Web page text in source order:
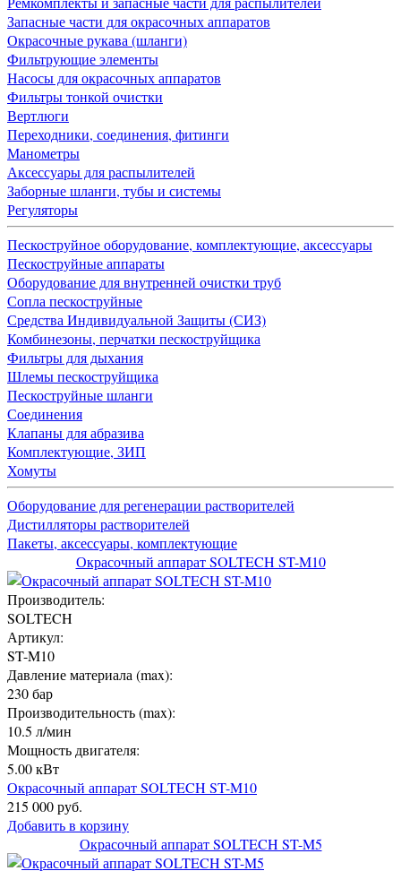
Запасные части для окрасочных аппаратов
Окрасочные рукава (шланги)
Фильтрующие элементы
Насосы для окрасочных аппаратов
Фильтры тонкой очистки
Вертлюги
Переходники, соединения, фитинги
Манометры
Аксессуары для распылителей
Заборные шланги, тубы и системы
Регуляторы
Пескоструйное оборудование, комплектующие, аксессуары
Пескоструйные аппараты
Оборудование для внутренней очистки труб
Сопла пескоструйные
Средства Индивидуальной Защиты (СИЗ)
Комбинезоны, перчатки пескоструйщика
Фильтры для дыхания
Шлемы пескоструйщика
Пескоструйные шланги
Соединения
Клапаны для абразива
Комплектующие, ЗИП
Хомуты
Оборудование для регенерации растворителей
Дистилляторы растворителей
Пакеты, аксессуары, комплектующие
Окрасочный аппарат SOLTECH ST-M10
Производитель:
SOLTECH
Артикул:
ST-M10
Давление материала (max):
230 бар
Производительность (max):
10.5 л/мин
Мощность двигателя:
5.00 кВт
Окрасочный аппарат SOLTECH ST-M10
215 000 руб.
Добавить в корзину
Окрасочный аппарат SOLTECH ST-M5